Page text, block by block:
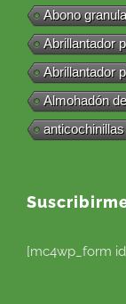
Abono
Abrillantador
Abrillantador
Almohadón
anticochinillas
[mc4wp_form